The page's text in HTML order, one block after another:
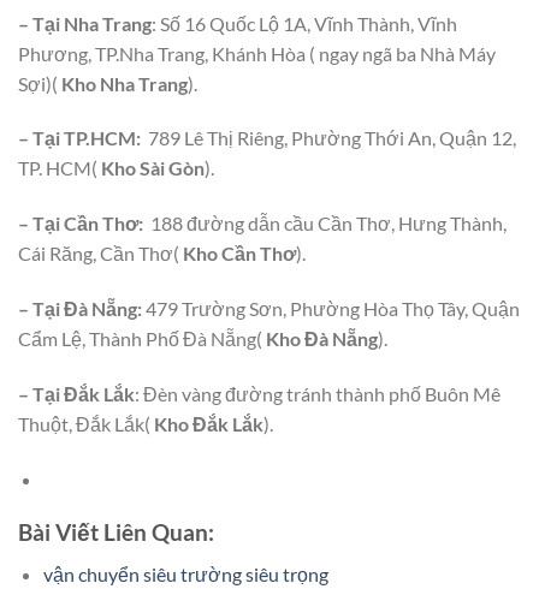
– Tại Nha Trang: Số 16 Quốc Lộ 1A, Vĩnh Thành, Vĩnh
Phương, TP.Nha Trang, Khánh Hòa ( ngay ngã ba Nhà Máy
Sợi)( Kho Nha Trang).
– Tại TP.HCM: 789 Lê Thị Riêng, Phường Thới An, Quận 12,
TP. HCM( Kho Sài Gòn).
– Tại Cần Thơ: 188 đường dẫn cầu Cần Thơ, Hưng Thành,
Cái Răng, Cần Thơ( Kho Cần Thơ).
– Tại Đà Nẵng:479 Trường Sơn, Phường Hòa Thọ Tây, Quận
Cẩm Lệ, Thành Phố Đà Nẵng( Kho Đà Nẵng).
– Tại Đắk Lắk: Đèn vàng đường tránh thành phố Buôn Mê
Thuột, Đắk Lắk( Kho Đắk Lắk).
Bài Viết Liên Quan:
vận chuyển siêu trường siêu trọng